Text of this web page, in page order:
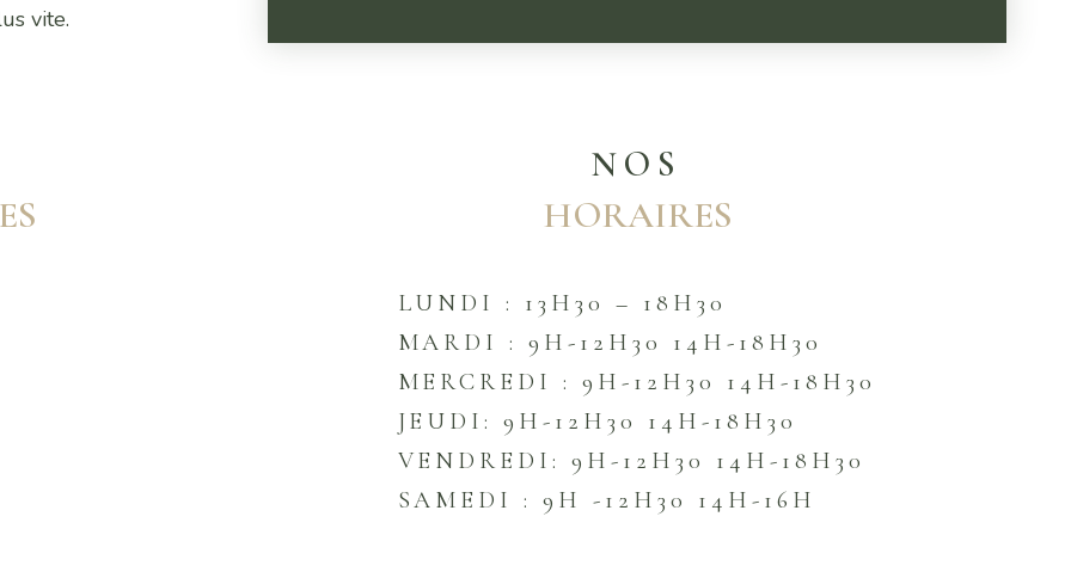
vite.
NOS
HORAIRES
LUNDI : 13H30 – 18H30
MARDI : 9H-12H30 14H-18H30
MERCREDI : 9H-12H30 14H-18H30
JEUDI: 9H-12H30 14H-18H30
VENDREDI: 9H-12H30 14H-18H30
SAMEDI : 9H -12H30 14H-16H